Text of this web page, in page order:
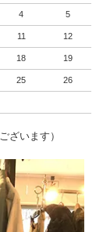
4 5
11 12
18 19
25 26
ざいます）